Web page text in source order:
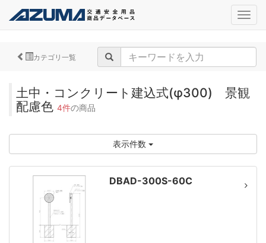
カテゴリ一覧
土中・コンクリート建込式(φ300) 景観
配慮色 4件の商品
表示件数
DBAD-300S-60C